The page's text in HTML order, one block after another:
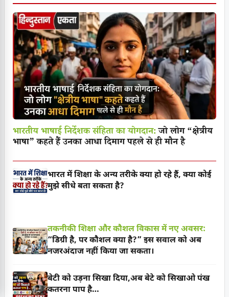
भारतीय भाषाई निर्देशक संहिता का योगदान:जो लोग “क्षेत्रीय
भाषा” कहते हैं उनका आधा दिमाग पहले से ही मौन है
भारत में शिक्षा के अन्य तरीके क्या हो रहे हैं, क्या कोई
मुझे सीधे बता सकता है?
तकनीकी शिक्षा और कौशल विकास में नए अवसर:
“डिग्री है, पर कौशल क्या है?” इस सवाल को अब
नजरअंदाज नहीं किया जा सकता।
बेटी को उड़ना सिखा दिया,अब बेटे को सिखाओ पंख
कतरना पाप है…